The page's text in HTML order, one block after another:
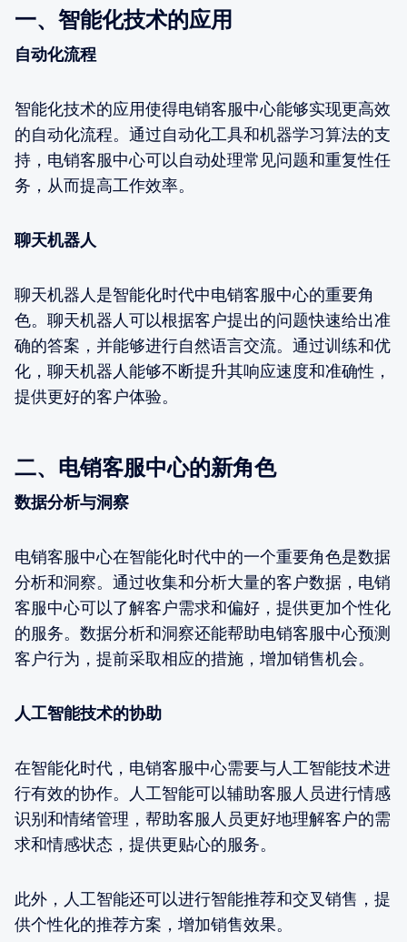
一、智能化技术的应用
自动化流程
智能化技术的应用使得电销客服中心能够实现更高效
的自动化流程。通过自动化工具和机器学习算法的支
持，电销客服中心可以自动处理常见问题和重复性任
务，从而提高工作效率。
聊天机器人
聊天机器人是智能化时代中电销客服中心的重要角
色。聊天机器人可以根据客户提出的问题快速给出准
确的答案，并能够进行自然语言交流。通过训练和优
化，聊天机器人能够不断提升其响应速度和准确性，
提供更好的客户体验。
二、电销客服中心的新角色
数据分析与洞察
电销客服中心在智能化时代中的一个重要角色是数据
分析和洞察。通过收集和分析大量的客户数据，电销
客服中心可以了解客户需求和偏好，提供更加个性化
的服务。数据分析和洞察还能帮助电销客服中心预测
客户行为，提前采取相应的措施，增加销售机会。
人工智能技术的协助
在智能化时代，电销客服中心需要与人工智能技术进
行有效的协作。人工智能可以辅助客服人员进行情感
识别和情绪管理，帮助客服人员更好地理解客户的需
求和情感状态，提供更贴心的服务。
此外，人工智能还可以进行智能推荐和交叉销售，提
供个性化的推荐方案，增加销售效果。